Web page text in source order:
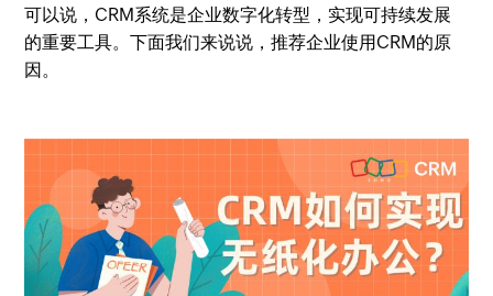
可以说，CRM系统是企业数字化转型，实现可持续发展
的重要工具。下面我们来说说，推荐企业使用CRM的原
因。